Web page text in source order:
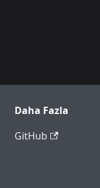
Daha Fazla
GitHub